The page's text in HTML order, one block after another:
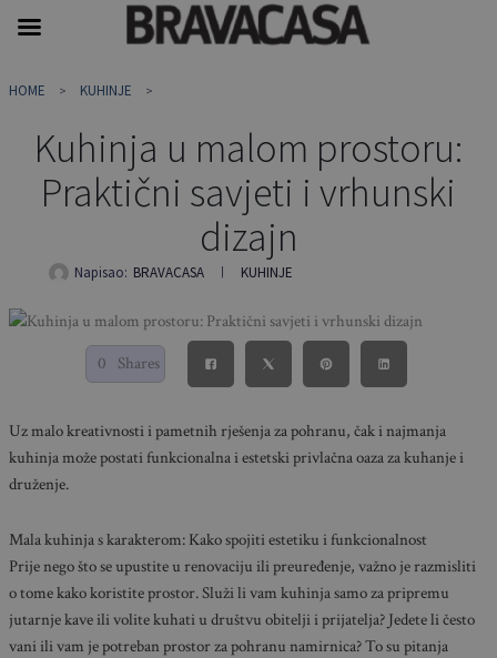
toHOME KUHINJE
Kuhinja u malom prostoru:
Praktični savjeti i vrhunski
dizajn
Napisao: BRAVACASA KUHINJE
0 Shares
Uz malo kreativnosti i pametnih rješenja za pohranu, čak i najmanja
kuhinja može postati funkcionalna i estetski privlačna oaza za kuhanje i
druženje.
Mala kuhinja s karakterom: Kako spojiti estetiku i funkcionalnost
Prije nego što se upustite u renovaciju ili preuređenje, važno je razmisliti
o tome kako koristite prostor. Služi li vam kuhinja samo za pripremu
jutarnje kave ili volite kuhati u društvu obitelji i prijatelja? Jedete li često
vani ili vam je potreban prostor za pohranu namirnica? To su pitanja